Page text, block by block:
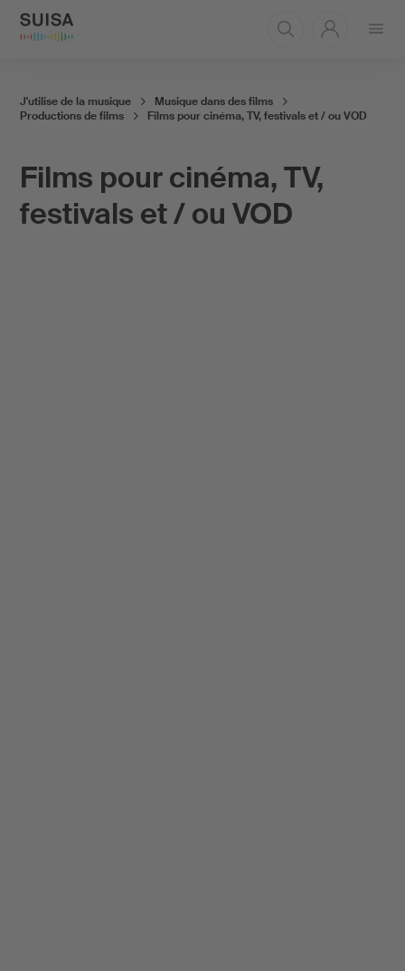
le
Films pour cinéma, TV,
festivals et / ou VOD
J'utilise de la musique
Musique dans des films
Productions de films
Films pour cinéma, TV, festivals et / ou VOD